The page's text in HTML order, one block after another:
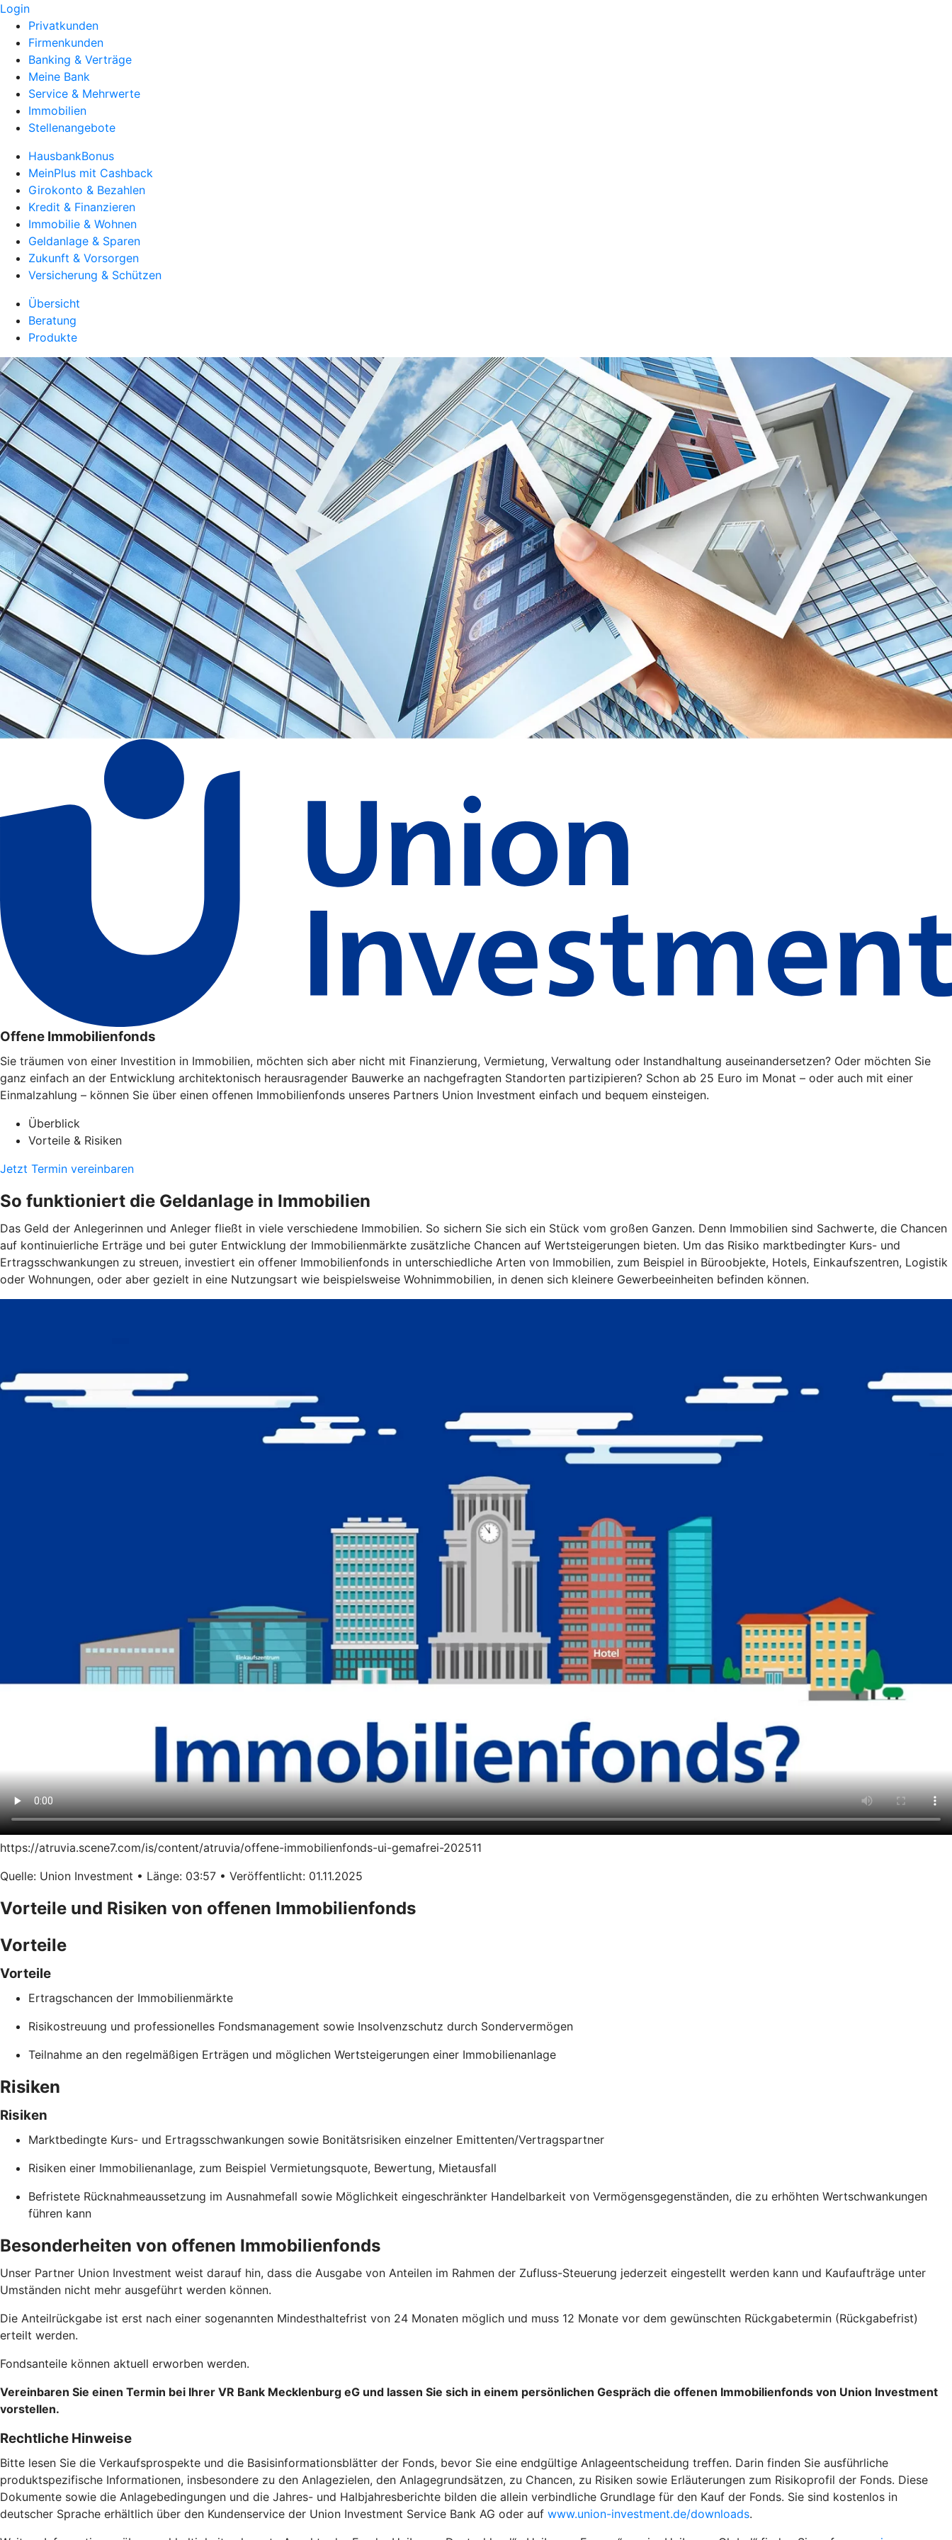
Login
Privatkunden
Firmenkunden
Banking & Verträge
Meine Bank
Service & Mehrwerte
Immobilien
Stellenangebote
HausbankBonus
MeinPlus mit Cashback
Girokonto & Bezahlen
Kredit & Finanzieren
Immobilie & Wohnen
Geldanlage & Sparen
Zukunft & Vorsorgen
Versicherung & Schützen
Übersicht
Beratung
Produkte
Offene Immobilienfonds
Sie träumen von einer Investition in Immobilien, möchten sich aber nicht mit Finanzierung, Vermietung, Verwaltung oder Instandhaltung auseinandersetzen? Oder möchten Sie
ganz einfach an der Entwicklung architektonisch herausragender Bauwerke an nachgefragten Standorten partizipieren? Schon ab 25 Euro im Monat – oder auch mit einer
Einmalzahlung – können Sie über einen offenen Immobilienfonds unseres Partners Union Investment einfach und bequem einsteigen.
Überblick
Vorteile & Risiken
Jetzt Termin vereinbaren
So funktioniert die Geldanlage in Immobilien
Das Geld der Anlegerinnen und Anleger fließt in viele verschiedene Immobilien. So sichern Sie sich ein Stück vom großen Ganzen. Denn Immobilien sind Sachwerte, die Chancen
auf kontinuierliche Erträge und bei guter Entwicklung der Immobilienmärkte zusätzliche Chancen auf Wertsteigerungen bieten. Um das Risiko marktbedingter Kurs- und
Ertragsschwankungen zu streuen, investiert ein offener Immobilienfonds in unterschiedliche Arten von Immobilien, zum Beispiel in Büroobjekte, Hotels, Einkaufszentren, Logistik
oder Wohnungen, oder aber gezielt in eine Nutzungsart wie beispielsweise Wohnimmobilien, in denen sich kleinere Gewerbeeinheiten befinden können.
https://atruvia.scene7.com/is/content/atruvia/offene-immobilienfonds-ui-gemafrei-202511
Quelle: Union Investment • Länge: 03:57 • Veröffentlicht: 01.11.2025
Vorteile und Risiken von offenen Immobilienfonds
Vorteile
Vorteile
Ertragschancen der Immobilienmärkte
Risikostreuung und professionelles Fondsmanagement sowie Insolvenzschutz durch Sondervermögen
Teilnahme an den regelmäßigen Erträgen und möglichen Wertsteigerungen einer Immobilienanlage
Risiken
Risiken
Marktbedingte Kurs- und Ertragsschwankungen sowie Bonitätsrisiken einzelner Emittenten/Vertragspartner
Risiken einer Immobilienanlage, zum Beispiel Vermietungsquote, Bewertung, Mietausfall
Befristete Rücknahmeaussetzung im Ausnahmefall sowie Möglichkeit eingeschränkter Handelbarkeit von Vermögensgegenständen, die zu erhöhten Wertschwankungen
führen kann
Besonderheiten von offenen Immobilienfonds
Unser Partner Union Investment weist darauf hin, dass die Ausgabe von Anteilen im Rahmen der Zufluss-Steuerung jederzeit eingestellt werden kann und Kaufaufträge unter
Umständen nicht mehr ausgeführt werden können.
Die Anteilrückgabe ist erst nach einer sogenannten Mindesthaltefrist von 24 Monaten möglich und muss 12 Monate vor dem gewünschten Rückgabetermin (Rückgabefrist)
erteilt werden.
Fondsanteile können aktuell erworben werden.
Vereinbaren Sie einen Termin bei Ihrer VR Bank Mecklenburg eG und lassen Sie sich in einem persönlichen Gespräch die offenen Immobilienfonds von Union Investment
vorstellen.
Rechtliche Hinweise
Bitte lesen Sie die Verkaufsprospekte und die Basisinformationsblätter der Fonds, bevor Sie eine endgültige Anlageentscheidung treffen. Darin finden Sie ausführliche
produktspezifische Informationen, insbesondere zu den Anlagezielen, den Anlagegrundsätzen, zu Chancen, zu Risiken sowie Erläuterungen zum Risikoprofil der Fonds. Diese
Dokumente sowie die Anlagebedingungen und die Jahres- und Halbjahresberichte bilden die allein verbindliche Grundlage für den Kauf der Fonds. Sie sind kostenlos in
deutscher Sprache erhältlich über den Kundenservice der Union Investment Service Bank AG oder auf www.union-investment.de/downloads.